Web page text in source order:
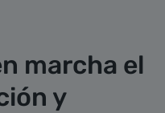
marcha el
y